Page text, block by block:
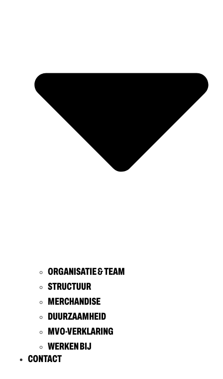
ORGANISATIE & TEAM
STRUCTUUR
MERCHANDISE
DUURZAAMHEID
MVO-VERKLARING
WERKEN BIJ
CONTACT